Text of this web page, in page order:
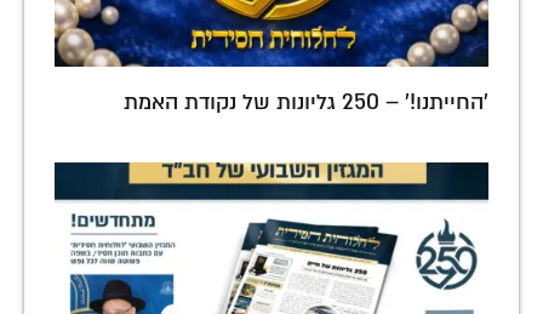
'החייתנו!' – 250 גליונות של נקודת האמת